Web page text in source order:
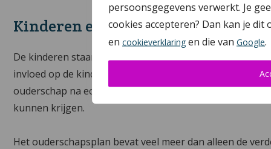
persoonsgegevens verwerkt. Je
cookies accepteren? Dan kan je
en cookieverklaring en die van Google.
Kinderen en scheiden met een
De kinderen staan bij jullie op de eerste plek. Als jullie
invloed op de kinderen. Het is daarom ook belangrijk
ouderschap na echtscheiding of uit elkaar gaan. Zodat
kunnen krijgen.
Het ouderschapsplan bevat veel meer dan alleen de